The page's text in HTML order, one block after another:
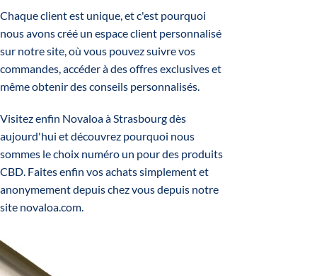
Chaque client est unique, et c'est pourquoi
nous avons créé un espace client personnalisé
sur notre site, où vous pouvez suivre vos
commandes, accéder à des offres exclusives et
même obtenir des conseils personnalisés.
Visitez enfin Novaloa à Strasbourg dès
aujourd'hui et découvrez pourquoi nous
sommes le choix numéro un pour des produits
CBD. Faites enfin vos achats simplement et
anonymement depuis chez vous depuis notre
site novaloa.com.